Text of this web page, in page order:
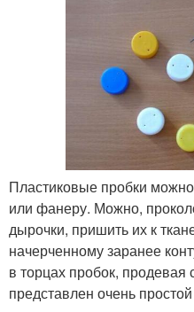
Пластиковые пробки можно
или фанеру. Можно,
дырочки, пришить их к
начерченному заранее
в торцах пробок, продевая
представлен очень